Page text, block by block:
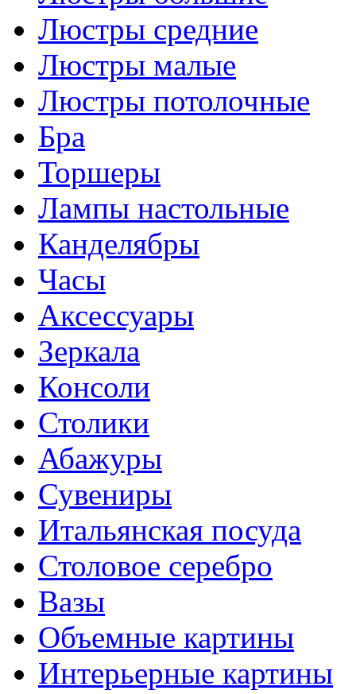
Люстры средние
Люстры малые
Люстры потолочные
Бра
Торшеры
Лампы настольные
Канделябры
Часы
Аксессуары
Зеркала
Консоли
Столики
Абажуры
Сувениры
Итальянская посуда
Столовое серебро
Вазы
Объемные картины
Интерьерные картины